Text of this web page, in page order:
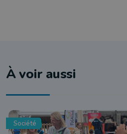
À voir aussi
Société